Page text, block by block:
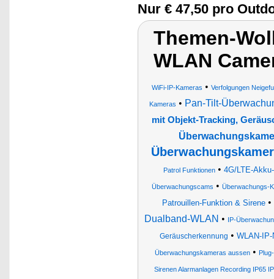
Nur € 47,50 pro
Themen-
WLAN
WiFi-IP-Kameras • Verfolgungen
Kameras • Pan-Tilt-
mit Objekt-Tracking,
Patrol Funktionen • 4G/LTE-
Überwachungscams • Überwachungs-
Patrouillen-Funktion & Sirene •
Dualband-WLAN • IP-
Geräuscherkennung • WLAN-
Überwachungskameras aussen •
Sirenen Alarmanlagen Recording IP65